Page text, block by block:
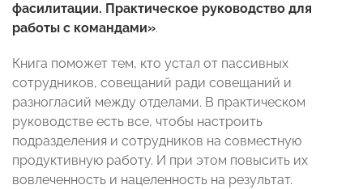
фасилитации. Практическое руководство для
работы с командами».
Книга поможет тем, кто устал от пассивных
сотрудников, совещаний ради совещаний и
разногласий между отделами. В практическом
руководстве есть все, чтобы настроить
подразделения и сотрудников на совместную
продуктивную работу. И при этом повысить их
вовлеченность и нацеленность на результат.